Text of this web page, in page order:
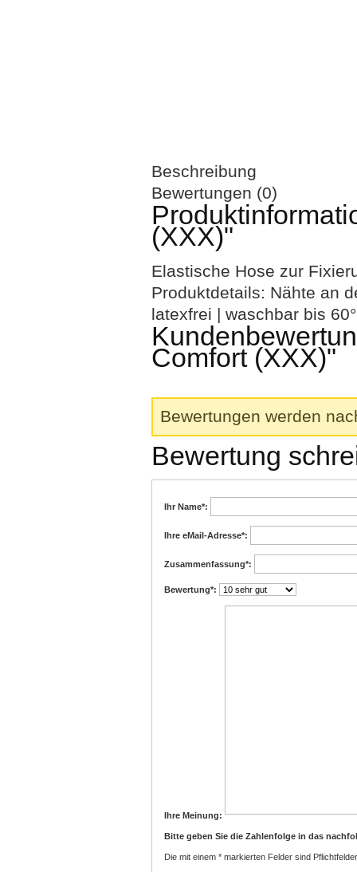
Beschreibung
Bewertungen (0)
(XXX)"
Elastische Hose zur
Produktdetails: Nähte an
latexfrei | waschbar bis
Comfort (XXX)"
Bewertungen werden
Bewertung
Ihr Name*:
Ihre eMail-Adresse*:
Zusammenfassung*:
Bewertung*:
Ihre Meinung:
Bitte geben Sie die Zahlenfolge in das
Die mit einem * markierten Felder sind